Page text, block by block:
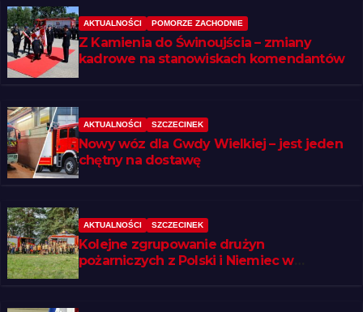
AKTUALNOŚCI POMORZE ZACHODNIE
Z Kamienia do Świnoujścia – zmiany
kadrowe na stanowiskach komendantów
AKTUALNOŚCI SZCZECINEK
Nowy wóz dla Gwdy Wielkiej – jest jeden
chętny na dostawę
AKTUALNOŚCI SZCZECINEK
Kolejne zgrupowanie drużyn
pożarniczych z Polski i Niemiec w